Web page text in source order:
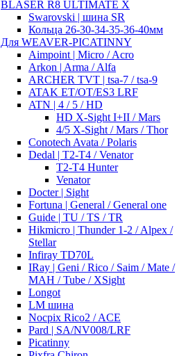
BLASER R8 ULTIMATE X
Swarovski | шина SR
Кольца 26-30-34-35-36-40мм
Для WEAVER-PICATINNY
Aimpoint | Micro / Acro
Arkon | Arma / Alfa
ARCHER TVT | tsa-7 / tsa-9
ATAK ET/OT/ES3 LRF
ATN | 4 / 5 / HD
HD X-Sight I+II / Mars
4/5 X-Sight / Mars / Thor
Conotech Avata / Polaris
Dedal | T2-T4 / Venator
T2-T4 Hunter
Venator
Docter | Sight
Fortuna | General / General one
Guide | TU / TS / TR
Hikmicro | Thunder 1-2 / Alpex /
Stellar
Infiray TD70L
IRay | Geni / Rico / Saim / Mate /
MAH / Tube / XSight
Longot
LM шина
Nocpix Rico2 / ACE
Pard | SA/NV008/LRF
Picatinny